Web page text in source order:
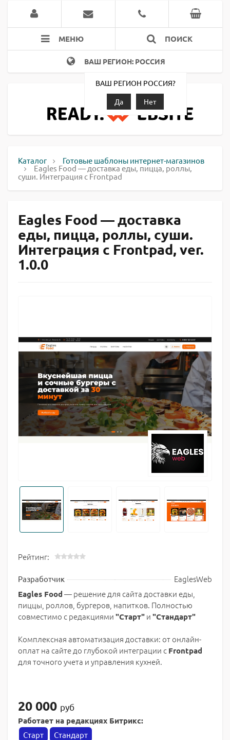
МЕНЮ ПОИСК
ВАШ РЕГИОН: РОССИЯ
ВАШ РЕГИОН РОССИЯ?
Да
Нет
Каталог Готовые шаблоны интернет-магазинов
Eagles Food — доставка еды, пицца, роллы,
суши. Интеграция с Frontpad
Eagles Food — доставка
еды, пицца, роллы, суши.
Интеграция с Frontpad, ver.
1.0.0
Рейтинг:
Разработчик EaglesWeb
Eagles Food — решение для сайта доставки еды,
пиццы, роллов, бургеров, напитков. Полностью
совместимо с редакциями "Старт" и "Стандарт"
Комплексная автоматизация доставки: от онлайн-
оплат на сайте до глубокой интеграции с Frontpad
для точного учета и управления кухней.
20 000 руб
Работает на редакциях Битрикс:
Старт Стандарт